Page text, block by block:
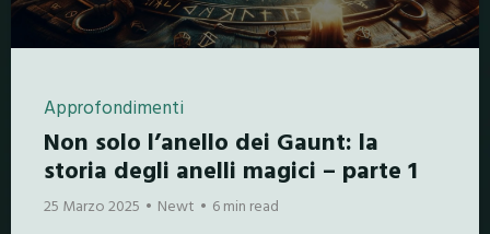
Approfondimenti
Non solo l’anello dei Gaunt: la
storia degli anelli magici – parte 1
25 Marzo 2025 Newt 6 min read